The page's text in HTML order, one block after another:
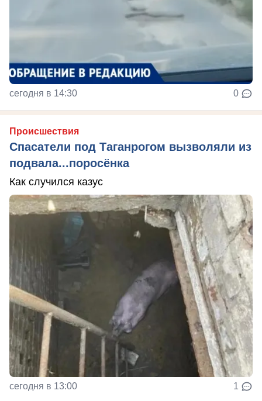
сегодня в 14:30 0
Происшествия
Спасатели под Таганрогом вызволяли из
подвала...поросёнка
Как случился казус
сегодня в 13:00 1